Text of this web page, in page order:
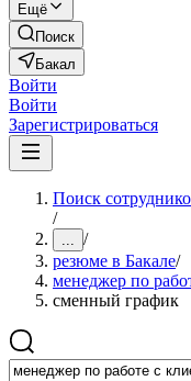
Ещё
Поиск
Бакал
Войти
Войти
Зарегистрироваться
Поиск
/
... /
резюме в Бакале/
менеджер по
сменный график